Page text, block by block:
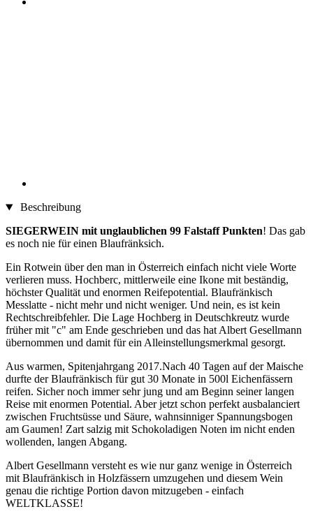
Beschreibung
SIEGERWEIN mit unglaublichen 99 Falstaff Punkten! Das gab
es noch nie für einen Blaufränksich.
Ein Rotwein über den man in Österreich einfach nicht viele Worte
verlieren muss. Hochberc, mittlerweile eine Ikone mit beständig,
höchster Qualität und enormen Reifepotential. Blaufränkisch
Messlatte - nicht mehr und nicht weniger. Und nein, es ist kein
Rechtschreibfehler. Die Lage Hochberg in Deutschkreutz wurde
früher mit "c" am Ende geschrieben und das hat Albert Gesellmann
übernommen und damit für ein Alleinstellungsmerkmal gesorgt.
Aus warmen, Spitenjahrgang 2017.Nach 40 Tagen auf der Maische
durfte der Blaufränkisch für gut 30 Monate in 500l Eichenfässern
reifen. Sicher noch immer sehr jung und am Beginn seiner langen
Reise mit enormen Potential. Aber jetzt schon perfekt ausbalanciert
zwischen Fruchtsüsse und Säure, wahnsinniger Spannungsbogen
am Gaumen! Zart salzig mit Schokoladigen Noten im nicht enden
wollenden, langen Abgang.
Albert Gesellmann versteht es wie nur ganz wenige in Österreich
mit Blaufränkisch in Holzfässern umzugehen und diesem Wein
genau die richtige Portion davon mitzugeben - einfach
WELTKLASSE!